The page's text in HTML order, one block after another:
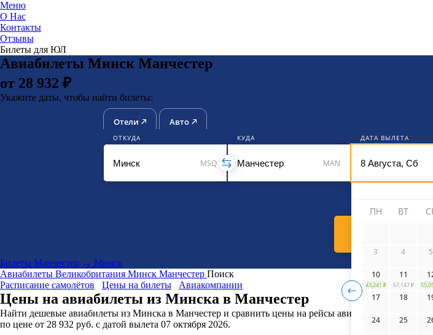
ЮниТикет
Меню
О Нас
Контакты
Отзывы
Билеты для ЮЛ
Авиабилеты Минск Манчестер
от 28 932 ₽
Укажите даты, чтобы найти билеты:
Отели Авто
ОТКУДА
MSQ
КУДА
MAN
ДАТА ВЫЛЕТА
ПН
ВТ
3 4 5
10
43,241 ₽
11
67,147 ₽
17 18
24 25
Билеты Манчестер → Минск
Авиабилеты Великобритания Минск Манчестер Поиск
Расписание самолётов
Цены на билеты Авиакомпании
Цены на авиабилеты из Минска в Манчестер
Найти дешевые авиабилеты из Минска в Манчестер и сравнить цены на рейсы авиакомпаний
по цене от 28 932 руб. с датой вылета 07 октября 2026.